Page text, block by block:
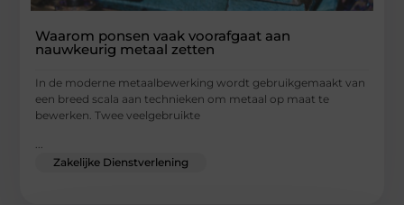
Waarom ponsen vaak voorafgaat aan
nauwkeurig metaal zetten
In de moderne metaalbewerking wordt gebruikgemaakt van
een breed scala aan technieken om metaal op maat te
bewerken. Twee veelgebruikte
Zakelijke Dienstverlening